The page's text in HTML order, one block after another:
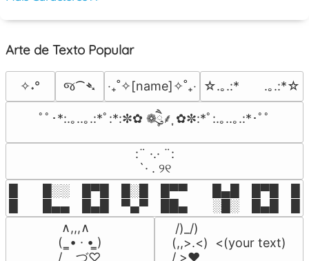
Arte de Texto Popular
✧˖° જ⁀➴ ‎‧₊˚✧[name]✧˚₊‧ ☆.｡.:*　　.｡.:*☆
ﾟﾟ･*:.｡..｡.:*ﾟ:*:✼✿ ❁ཻུ۪۪⸙͎ ✿✼:*ﾟ:.｡..｡.:*･ﾟﾟ
⠀:¨ ·.· ¨:⠀
⠀ `· . ୨୧⠀
█  █░░ █▀█ █░█ █▀▀  █▄█ █▀█
█  █▄▄ █▄█ ▀▄▀ ██▄  ░█░ █▄█
∧,,,∧
(  ̳• · • ̳)
/    づ♡
/)_/)
(,,>.<)  <(your text)
/ >❤️